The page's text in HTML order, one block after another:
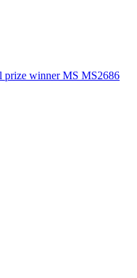
prize winner MS MS2686